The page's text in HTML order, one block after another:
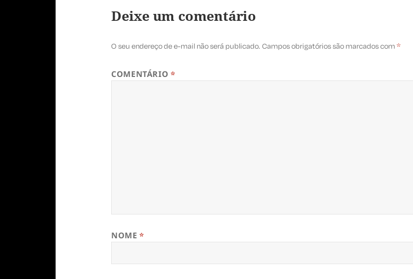
Deixe um comentário
O seu endereço de e-mail não será publicado. Campos obrigatórios são marcados com *
COMENTÁRIO*
NOME*